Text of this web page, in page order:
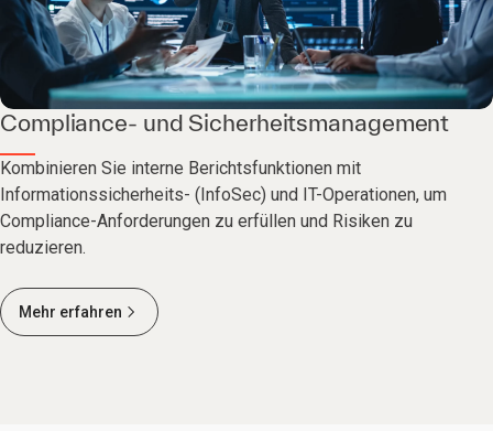
Compliance- und Sicherheitsmanagement
Kombinieren Sie interne Berichtsfunktionen mit
Informationssicherheits- (InfoSec) und IT-Operationen, um
Compliance-Anforderungen zu erfüllen und Risiken zu
reduzieren.
Mehr erfahren